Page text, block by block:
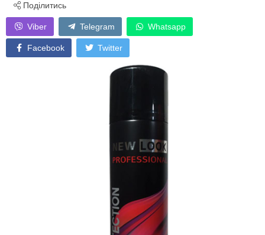
Поділитись
Viber Telegram Whatsapp
Facebook Twitter